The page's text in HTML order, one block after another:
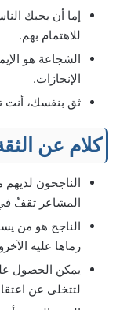
إما أن يحبك
للاهتمام بهم.
الشجاعة هو
الإنجازات.
ثق بنفسك، أنت
كلام عن
الناجحون
المشاعر تقفُ
الناجح هو من
رماها عليه
يمكن الحصول
لتتخلى عن